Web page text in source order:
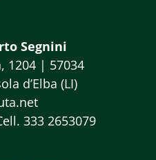
Segnini
1204 | 57034
d’Elba (LI)
333 2653079